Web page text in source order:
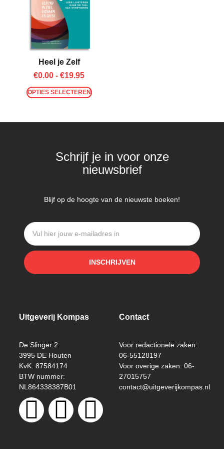
Heel je Zelf
€0.00 - €19.95
OPTIES SELECTEREN
Schrijf je in voor onze
nieuwsbrief
Blijf op de hoogte van de nieuwste boeken!
INSCHRIJVEN
Uitgeverij Kompas
De Slinger 2
3995 DE Houten
KvK: 87584174
BTW nummer:
NL864338387B01
Contact
Voor redactionele zaken:
06-55128197
Voor overige zaken: 06-
27015757
contact@uitgeverijkompas.nl